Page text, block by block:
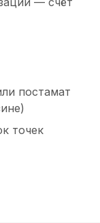
постамат
точек